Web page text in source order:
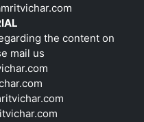
the content on
mail us